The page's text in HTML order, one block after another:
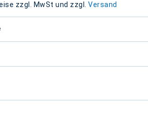
zzgl. MwSt und zzgl.Versand